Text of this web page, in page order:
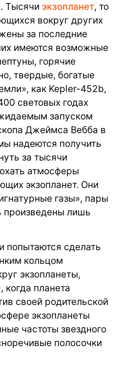
Тысячи экзопланет, то
вокруг других
за последние
имеются возможные
горячие
твердые, богатые
как Kepler-452b,
световых годах
запуском
Джеймса Вебба в
надеются получить
за тысячи
атмосферы
экзопланет. Они
газы», пары
произведены лишь
попытаются сделать
кольцом
экзопланеты,
когда планета
своей родительской
экзопланеты
частоты звездного
полосочки